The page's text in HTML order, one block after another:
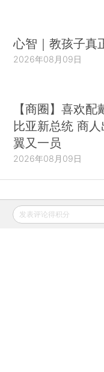
心智｜教孩子真
2026年08月09日
【商圈】喜欢
比亚新总统 商
翼又一员
2026年08月09日
财新移动
发表评论得积分